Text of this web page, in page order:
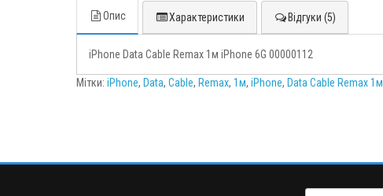
Опис Характеристики Відгуки (5)
iPhone Data Cable Remax 1м iPhone 6G 00000112
Мітки: iPhone, Data, Cable, Remax, 1м, iPhone, Data Cable Remax